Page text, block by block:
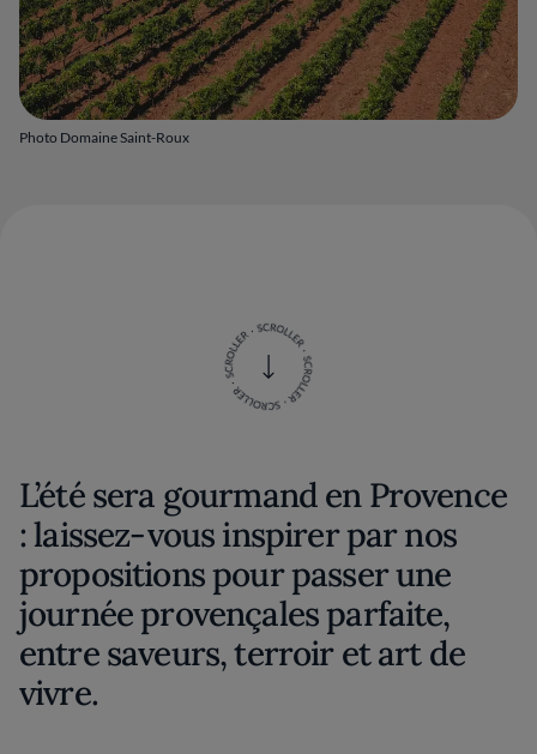
Photo Domaine Saint-Roux
L’été sera gourmand en Provence
: laissez-vous inspirer par nos
propositions pour passer une
journée provençales parfaite,
entre saveurs, terroir et art de
vivre.